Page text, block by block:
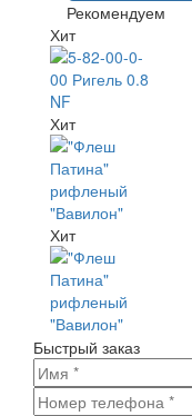
Рекомендуем
Хит
Хит
Хит
Быстрый заказ